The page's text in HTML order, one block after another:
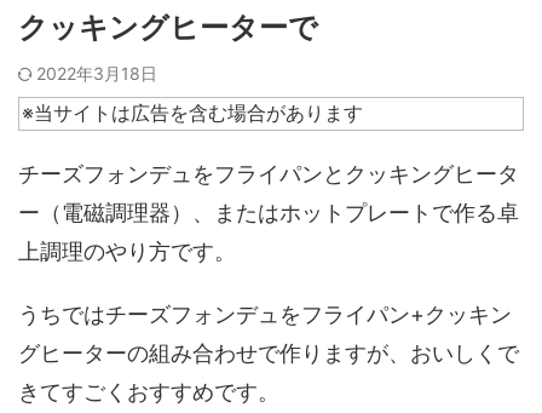
クッキングヒーターで
2022年3月18日
※当サイトは広告を含む場合があります
チーズフォンデュをフライパンとクッキングヒータ
ー（電磁調理器）、またはホットプレートで作る卓
上調理のやり方です。
うちではチーズフォンデュをフライパン+クッキン
グヒーターの組み合わせで作りますが、おいしくで
きてすごくおすすめです。